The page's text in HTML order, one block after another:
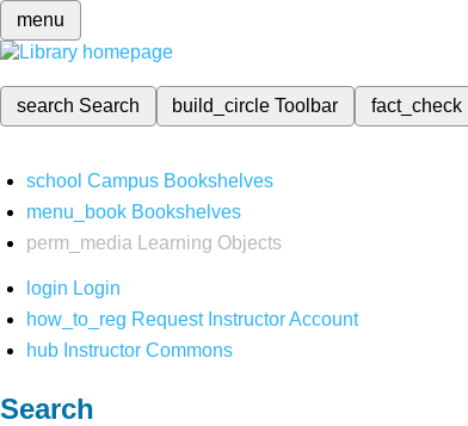
menu
search Search build_circleToolbar fact_check
school Campus Bookshelves
menu_book Bookshelves
perm_media
Learning Objects
login Login
how_to_reg Request Instructor Account
hub Instructor Commons
Search